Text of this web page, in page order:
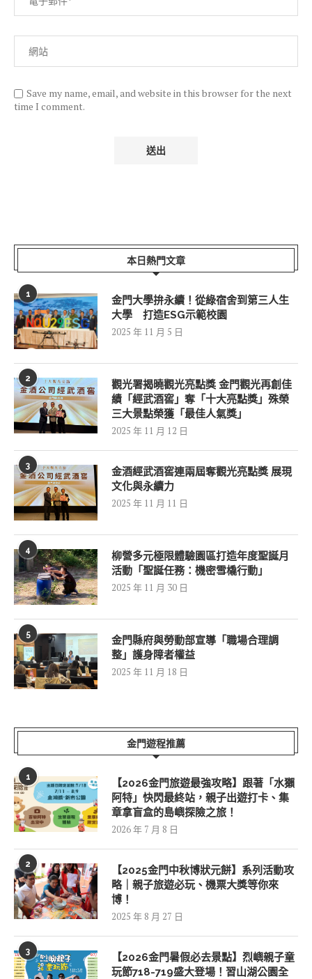
Save my name, email, and website in this browser for the next
time I comment.
本日熱門文章
1
金門大學拚永續！從綠宿舍到第三人生
大學 打造ESG示範校園
2025 年 11 月 5 日
2
觀光署揭曉觀光亮點獎 金門觀光再創佳
績「經武酒窖」奪「十大亮點獎」殊榮
三大景點榮獲「最佳人氣獎」
2025 年 11 月 12 日
3
金酒經武酒窖連兩屆奪觀光亮點獎 展現
文化與永續力
2025 年 11 月 11 日
4
柳營多元極限體驗園區打造年度聖誕月
活動「聖誕任務：機密雪橇行動」
2025 年 11 月 30 日
5
金門縣府與勞動部宣導「職場合理調
整」護身障者權益
2025 年 11 月 18 日
金門遊程推薦
1
【2026金門旅遊最強攻略】跟著「水獺
阿特」快閃最終站，親子出遊打卡、集
章拿盲盒的島嶼探險之旅！
2026 年 7 月 8 日
2
【2025金門中秋博狀元餅】系列活動攻
略｜親子旅遊必玩、機票大獎等你來
博！
2025 年 8 月 27 日
3
【2026金門暑假必去景點】烈嶼親子童
玩節718-719盛大登場！習山湖公園全